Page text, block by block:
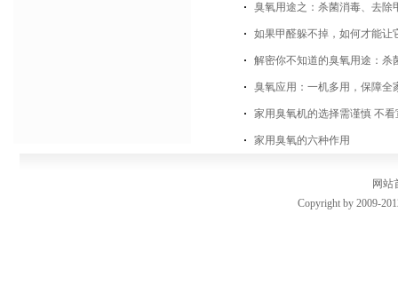
臭氧用途之：杀菌消毒、去除
如果甲醛躲不掉，如何才能让
解密你不知道的臭氧用途：杀
臭氧应用：一机多用，保障全
家用臭氧机的选择需谨慎 不
家用臭氧的六种作用
网站
Copyright by 2009-